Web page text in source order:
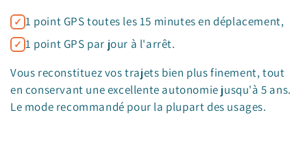
1 point GPS toutes les 15 minutes en déplacement,
1 point GPS par jour à l'arrêt.
Vous reconstituez vos trajets bien plus finement, tout
en conservant une excellente autonomie jusqu'à 5 ans.
Le mode recommandé pour la plupart des usages.